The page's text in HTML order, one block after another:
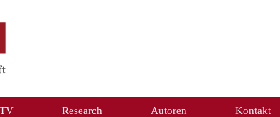
Research Autoren Kontakt